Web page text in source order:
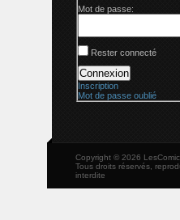
Mot de passe:
Rester connecté
Connexion
Inscription
Mot de passe oublié
Copyright © 2026
Tous droits réservés,
interdite